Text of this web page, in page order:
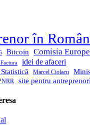
în
Bitcoin Comisia
idei de afaceri
Marcel Ciolacu
site pentru antreprenori